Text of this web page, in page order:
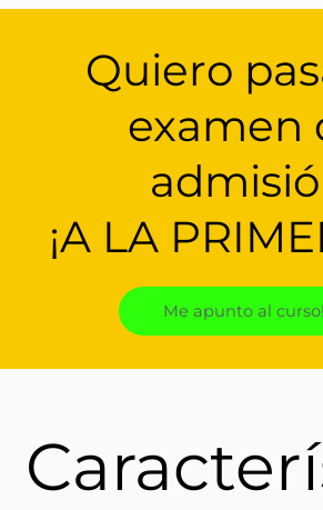
Quiero
examen
¡A LA
Me apunto al